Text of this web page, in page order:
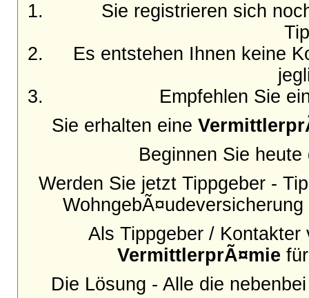
Sie registrieren sich
Es entstehen Ihnen keine
Empfehlen Sie
Sie erhalten eine
Beginnen Sie
Werden Sie jetzt Tippgeber -
Als Tippgeber / Kontakter
VermittlerprÃ¤mie
Die Lösung - Alle die